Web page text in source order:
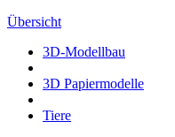
Übersicht
3D-Modellbau
3D Papiermodelle
Tiere